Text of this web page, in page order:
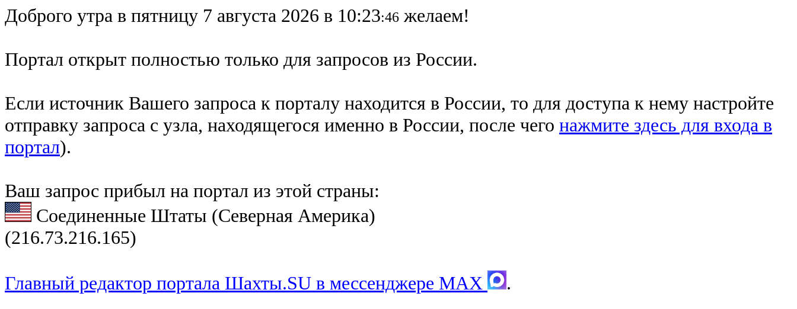
Доброго утра в пятницу 7 августа 2026 в 10:23:46 желаем!
Портал открыт полностью только для запросов из России.
Если источник Вашего запроса к порталу находится в России, то для доступа к нему настройте
отправку запроса с узла, находящегося именно в России, после чего нажмите здесь для входа в
портал).
Ваш запрос прибыл на портал из этой страны:
Соединенные Штаты (Северная Америка)
(216.73.216.165)
Главный редактор портала Шахты.SU в мессенджере MAX .